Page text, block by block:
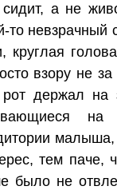
а не
то невзрачный
круглая
взору не за
держал на
на
малыша,
тем паче,
было не